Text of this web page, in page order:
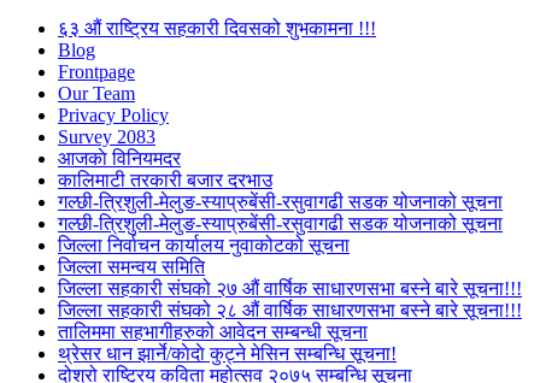
६३ औं राष्ट्रिय सहकारी दिवसको शुभकामना !!!
Blog
Frontpage
Our Team
Privacy Policy
Survey 2083
आजकाे विनियमदर
कालिमाटी तरकारी बजार दरभाउ
गल्छी-त्रिशुली-मेलुङ-स्याप्रुबेंसी-रसुवागढी सडक योजनाको सूचना
गल्छी-त्रिशुली-मेलुङ-स्याप्रुबेंसी-रसुवागढी सडक योजनाको सूचना
जिल्ला निर्वाचन कार्यालय नुवाकोटको सूचना
जिल्ला समन्वय समिति
जिल्ला सहकारी संघको २७ औं वार्षिक साधारणसभा बस्ने बारे सूचना!!!
जिल्ला सहकारी संघको २८ औं वार्षिक साधारणसभा बस्ने बारे सूचना!!!
तालिममा सहभागीहरुको आवेदन सम्बन्धी सूचना
थ्रेसर धान झार्ने/काेदाे कुट्ने मेसिन सम्बन्धि सूचना!
दोश्रो राष्ट्रिय कविता महोत्सव २०७५ सम्बन्धि सूचना